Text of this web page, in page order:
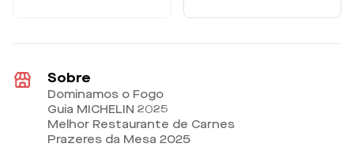
Sobre
Dominamos o Fogo
Guia MICHELIN 2025
Melhor Restaurante de Carnes
Prazeres da Mesa 2025